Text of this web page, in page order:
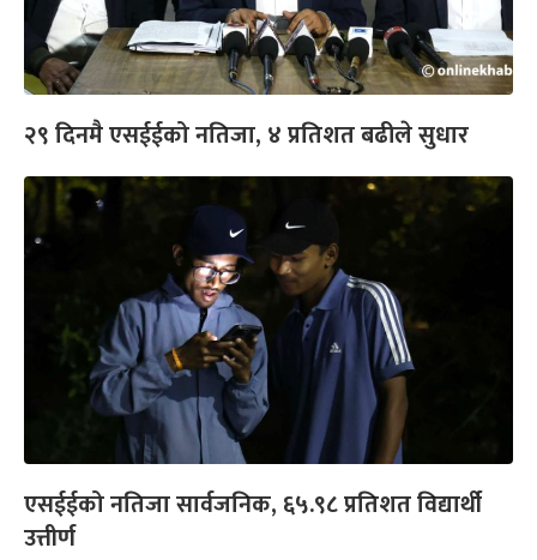
२९ दिनमै एसईईको नतिजा, ४ प्रतिशत बढीले सुधार
एसईईको नतिजा सार्वजनिक, ६५.९८ प्रतिशत विद्यार्थी
उत्तीर्ण